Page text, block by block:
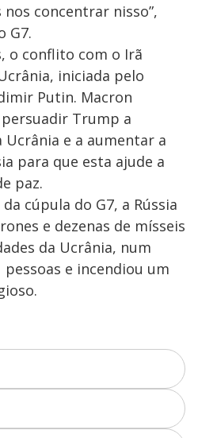
concentrar nisso”,
G7.
o conflito com o Irã
iniciada pelo
Putin. Macron
Trump a
e a aumentar a
para que esta ajude a
paz.
cúpula do G7, a Rússia
e dezenas de mísseis
da Ucrânia, num
e incendiou um